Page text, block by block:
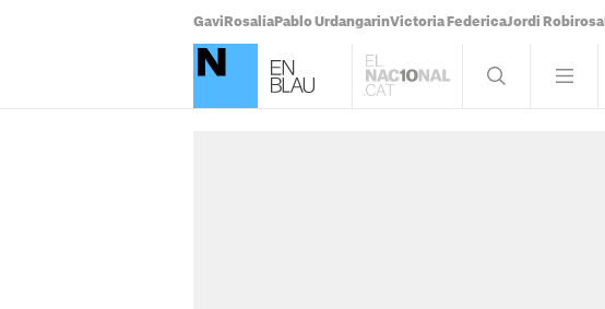
Gavi Rosalía Pablo UrdangarinVictoria FedericaJordi Robirosa